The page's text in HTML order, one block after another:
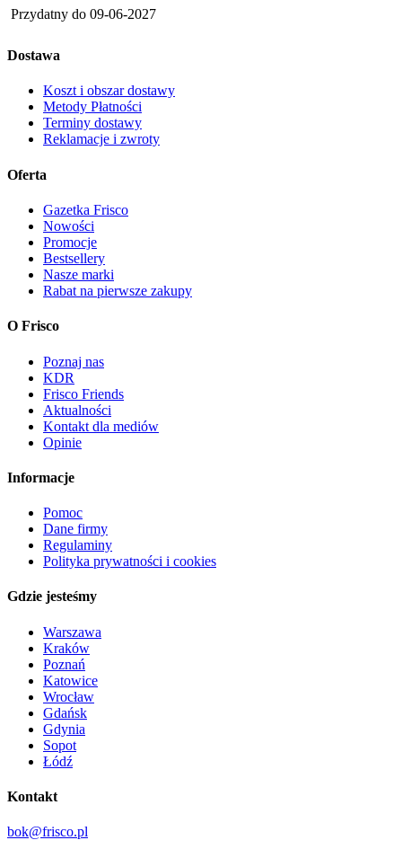
Przydatny do 09-06-2027
Dostawa
Koszt i obszar dostawy
Metody Płatności
Terminy dostawy
Reklamacje i zwroty
Oferta
Gazetka Frisco
Nowości
Promocje
Bestsellery
Nasze marki
Rabat na pierwsze zakupy
O Frisco
Poznaj nas
KDR
Frisco Friends
Aktualności
Kontakt dla mediów
Opinie
Informacje
Pomoc
Dane firmy
Regulaminy
Polityka prywatności i cookies
Gdzie jesteśmy
Warszawa
Kraków
Poznań
Katowice
Wrocław
Gdańsk
Gdynia
Sopot
Łódź
Kontakt
bok@frisco.pl